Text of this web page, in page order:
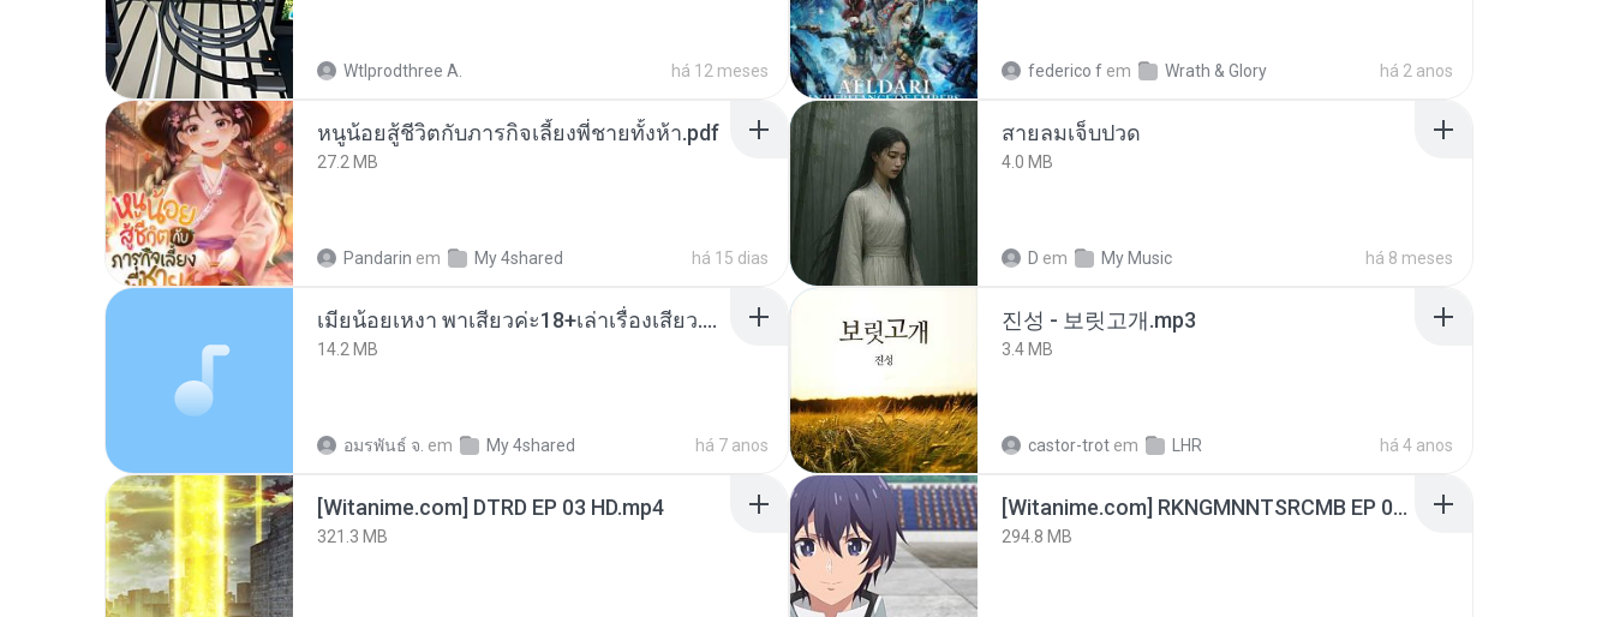
Wtlprodthree A. há 12 meses federico f em Wrath & Glory há 2 anos
หนูน้อยสู้ชีวิตกับภารกิจเลี้ยงพี่ชายทั้งห้า.pdf
27.2 MB
Pandarin em My 4shared há 15 dias
สายลมเจ็บปวด
4.0 MB
D em My Music há 8 meses
เมียน้อยเหงา พาเสียวค่ะ18+เล่าเรื่องเสียว.mp3
14.2 MB
อมรพันธ์ จ. em My 4shared há 7 anos
진성 - 보릿고개.mp3
3.4 MB
castor-trot em LHR há 4 anos
[Witanime.com] DTRD EP 03 HD.mp4
321.3 MB
[Witanime.com] RKNGMNNTSRCMB EP 06 HD.mp4
294.8 MB